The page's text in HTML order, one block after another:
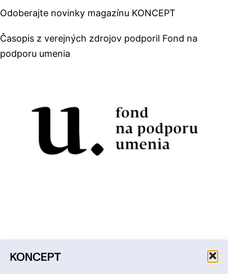
Odoberajte novinky magazínu KONCEPT
Časopis z verejných zdrojov podporil Fond na
podporu umenia